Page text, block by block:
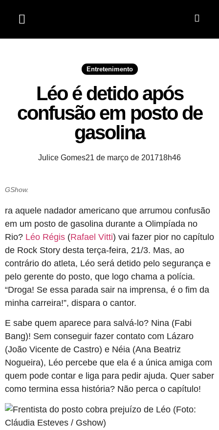
Entretenimento
Léo é detido após
confusão em posto de
gasolina
Julice Gomes21 de março de 201718h46
GShow.
ra aquele nadador americano que arrumou confusão
em um posto de gasolina durante a Olimpíada no
Rio? Léo Régis (Rafael Vitti) vai fazer pior no capítulo
de Rock Story desta terça-feira, 21/3. Mas, ao
contrário do atleta, Léo será detido pelo segurança e
pelo gerente do posto, que logo chama a polícia.
“Droga! Se essa parada sair na imprensa, é o fim da
minha carreira!”, dispara o cantor.
E sabe quem aparece para salvá-lo? Nina (Fabi
Bang)! Sem conseguir fazer contato com Lázaro
(João Vicente de Castro) e Néia (Ana Beatriz
Nogueira), Léo percebe que ela é a única amiga com
quem pode contar e liga para pedir ajuda. Quer saber
como termina essa história? Não perca o capítulo!